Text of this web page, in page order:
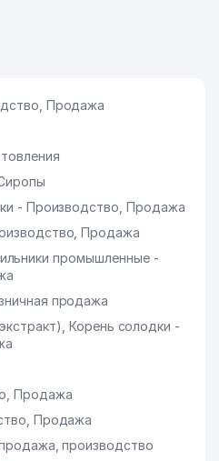
Продажа
- Производство, Продажа
Продажа
промышленные -
продажа
Корень солодки -
Продажа
Продажа
производство